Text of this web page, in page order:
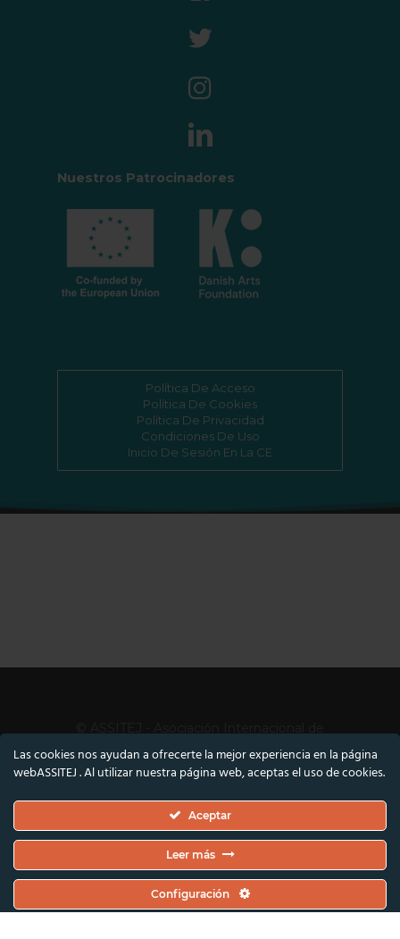
Nuestros Patrocinadores
Política De Acceso
Política De Cookies
Política De Privacidad
Condiciones De Uso
Inicio De Sesión En La CE
Teatro y Artes Escénicas para Niños y
Jóvenes
Nørregade 26, 1.ª planta, 1165 Copenhague,
Dinamarca
Número de IVA/CVR: DK45650561
Cofinanciado por la Unión Europea y la Fundación Danesa para las
Artes. No obstante, las opiniones y puntos de vista expresados son
Las cookies nos ayudan a ofrecerte la mejor experiencia en la página
webASSITEJ . Al utilizar nuestra página web, aceptas el uso de cookies.
Aceptar
Leer más
Configuración